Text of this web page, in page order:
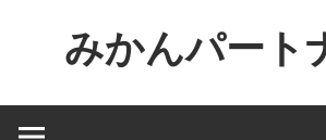
ン
みかんパート
ー